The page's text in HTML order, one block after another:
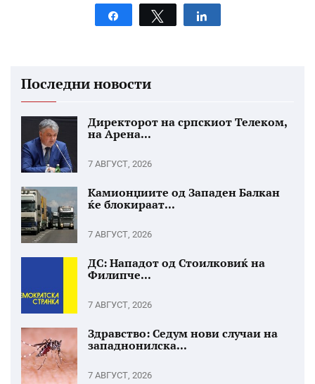
Tweet
Последни новости
Директорот на српскиот Телеком,
на Арена...
7 АВГУСТ, 2026
Камионџиите од Западен Балкан
ќе блокираат...
7 АВГУСТ, 2026
ДС: Нападот од Стоилковиќ на
Филипче...
7 АВГУСТ, 2026
Здравство: Седум нови случаи на
западнонилска...
7 АВГУСТ, 2026